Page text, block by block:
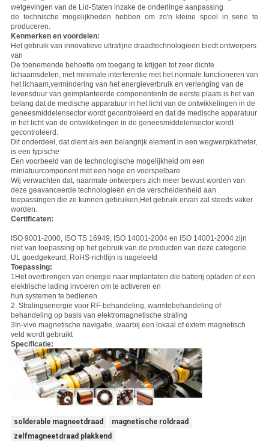
wetgevingen van de Lid-Staten inzake de onderlinge aanpassing
de technische mogelijkheden hebben om zo'n kleine spoel in serie te
produceren.
Kenmerken en voordelen:
Het gebruik van innovatieve ultrafijne draadtechnologieën biedt ontwerpers
van
De toenemende behoefte om toegang te krijgen tot zeer dichte
lichaamsdelen, met minimale interferentie met het normale functioneren van
het lichaam,vermindering van het energieverbruik en verlenging van de
levensduur van geïmplanteerde componentenIn de eerste plaats is het van
belang dat de medische apparatuur in het licht van de ontwikkelingen in de
geneesmiddelensector wordt gecontroleerd en dat de medische apparatuur
in het licht van de ontwikkelingen in de geneesmiddelensector wordt
gecontroleerd.
Dit onderdeel, dat dient als een belangrijk element in een wegwerpkatheter,
is een typische
Een voorbeeld van de technologische mogelijkheid om een
miniatuurcomponent met een hoge en voorspelbare
Wij verwachten dat, naarmate ontwerpers zich meer bewust worden van
deze geavanceerde technologieën en de verscheidenheid aan
toepassingen die ze kunnen gebruiken,Het gebruik ervan zal steeds vaker
worden.
Certificaten:
ISO 9001-2000, ISO TS 16949, ISO 14001-2004 en ISO 14001-2004 zijn
niet van toepassing op het gebruik van de producten van deze categorie.
UL goedgekeurd, RoHS-richtlijn is nageleefd
Toepassing:
1Het overbrengen van energie naar implantaten die batterij opladen of een
elektrische lading invoeren om te activeren en
hun systemen te bedienen
2. Stralingsenergie voor RF-behandeling, warmtebehandeling of
behandeling op basis van elektromagnetische straling
3In-vivo magnetische navigatie, waarbij een lokaal of extern magnetisch
veld wordt gebruikt
Specificatie:
solderable magneetdraad
magnetische roldraad
zelfmagneetdraad plakkend